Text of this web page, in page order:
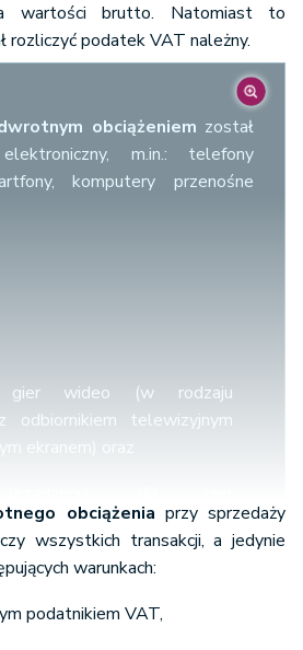
wartości brutto. Natomiast to
rozliczyć podatek VAT należny.
obciążeniem został
m.in.: telefony
komputery przenośne
wideo (w rodzaju
odbiornikiem telewizyjnym
lub hazardowych z
i akcesoriów (poz. 28a-28c
obciążenia przy sprzedaży
wszystkich transakcji, a jedynie
warunkach:
podatnikiem VAT,